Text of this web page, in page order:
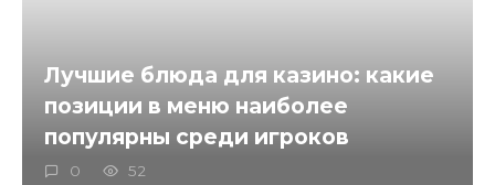
Лучшие блюда для казино: какие
позиции в меню наиболее
популярны среди игроков
0 52